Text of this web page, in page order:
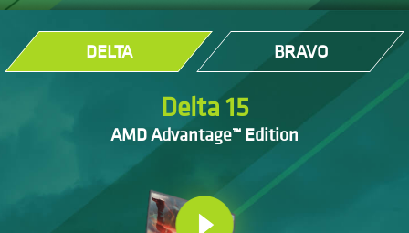
DELTA BRAVO
Delta 15
AMD Advantage™ Edition